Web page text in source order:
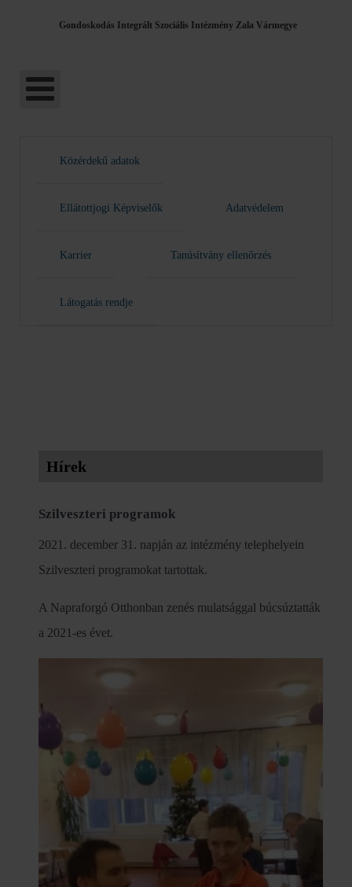
Gondoskodás Integrált Szociális Intézmény Zala Vármegye
Közérdekű adatok
Ellátottjogi Képviselők Adatvédelem
Karrier Tanúsítvány ellenőrzés
Látogatás rendje
Hírek
Szilveszteri programok
2021. december 31. napján az intézmény telephelyein
Szilveszteri programokat tartottak.
A Napraforgó Otthonban zenés mulatsággal búcsúztatták
a 2021-es évet.